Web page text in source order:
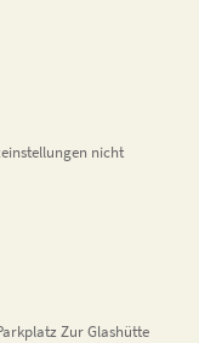
nicht
Zur Glashütte